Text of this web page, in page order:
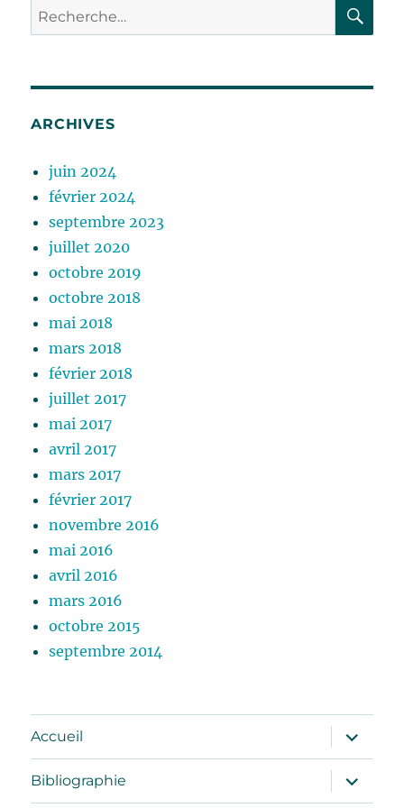
Recherche
pour :
ARCHIVES
juin 2024
février 2024
septembre 2023
juillet 2020
octobre 2019
octobre 2018
mai 2018
mars 2018
février 2018
juillet 2017
mai 2017
avril 2017
mars 2017
février 2017
novembre 2016
mai 2016
avril 2016
mars 2016
octobre 2015
septembre 2014
Accueil
ouvrir
le
sous-
menu
Bibliographie
ouvrir
le
sous-